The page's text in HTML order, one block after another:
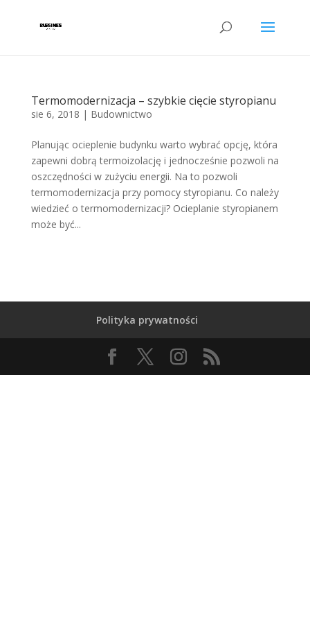
Termomodernizacja – szybkie cięcie styropianu
sie 6, 2018 | Budownictwo
Planując ocieplenie budynku warto wybrać opcję, która
zapewni dobrą termoizolację i jednocześnie pozwoli na
oszczędności w zużyciu energii. Na to pozwoli
termomodernizacja przy pomocy styropianu. Co należy
wiedzieć o termomodernizacji? Ocieplanie styropianem
może być...
Polityka prywatności